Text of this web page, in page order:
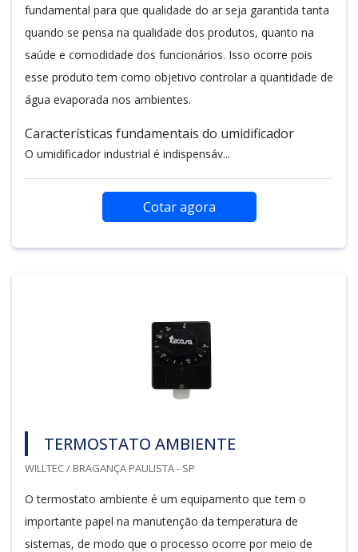
fundamental para que qualidade do ar seja garantida tanta
quando se pensa na qualidade dos produtos, quanto na
saúde e comodidade dos funcionários. Isso ocorre pois
esse produto tem como objetivo controlar a quantidade de
água evaporada nos ambientes.
Características fundamentais do umidificador
O umidificador industrial é indispensáv...
Cotar agora
TERMOSTATO AMBIENTE
WILLTEC / BRAGANÇA PAULISTA - SP
O termostato ambiente é um equipamento que tem o
importante papel na manutenção da temperatura de
sistemas, de modo que o processo ocorre por meio de